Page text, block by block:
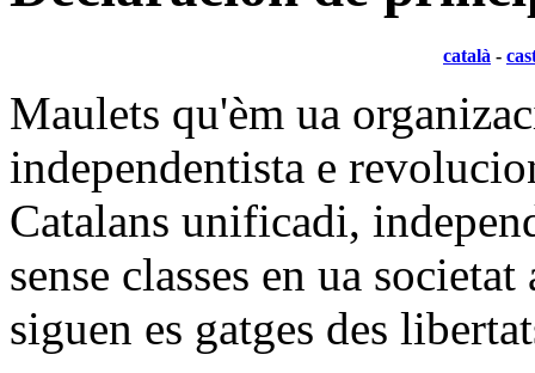
català -
Maulets qu'èm ua
independentista e
Catalans unificadi,
sense classes en ua
siguen es gatges des